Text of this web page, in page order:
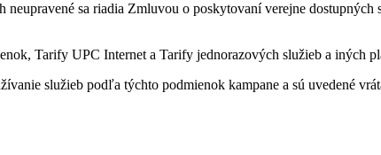
sa riadia Zmluvou o poskytovaní verejne dostupných
Tarify UPC Internet a Tarify jednorazových služieb a iných
služieb podľa týchto podmienok kampane a sú uvedené